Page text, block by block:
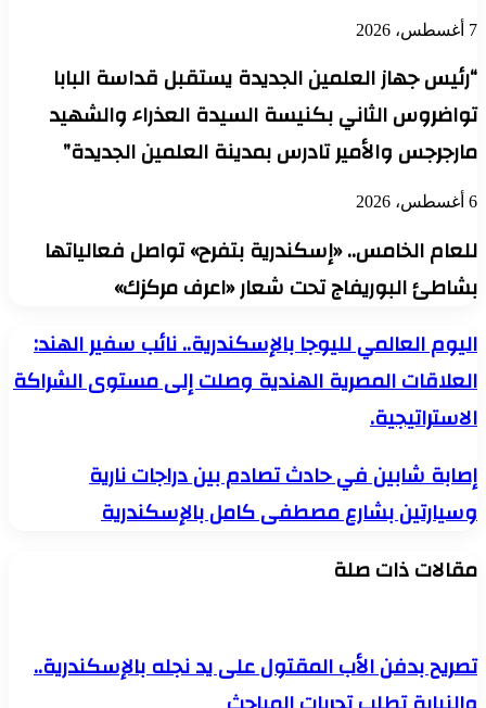
7 أغسطس، 2026
“رئيس جهاز العلمين الجديدة يستقبل قداسة البابا
تواضروس الثاني بكنيسة السيدة العذراء والشهيد
مارجرجس والأمير تادرس بمدينة العلمين الجديدة”
6 أغسطس، 2026
للعام الخامس.. «إسكندرية بتفرح» تواصل فعالياتها
بشاطئ البوريفاج تحت شعار «اعرف مركزك»
اليوم
العالمي
لليوجا
نائب
العلاقات
المصرية
الهندية
إلى
مستوى
اليوم العالمي لليوجا بالإسكندرية.. نائب سفير الهند:
العلاقات المصرية الهندية وصلت إلى مستوى الشراكة
الاستراتيجية.
إصابة
شابين
في
حادث
بين
مصطفى
كامل
إصابة شابين في حادث تصادم بين دراجات نارية
وسيارتين بشارع مصطفى كامل بالإسكندرية
مقالات ذات صلة
تصريح بدفن الأب المقتول على يد نجله بالإسكندرية..